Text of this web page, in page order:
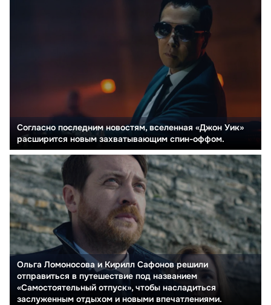
Согласно последним новостям, вселенная «Джон Уик»
расширится новым захватывающим спин-оффом.
Ольга Ломоносова и Кирилл Сафонов решили
отправиться в путешествие под названием
«Самостоятельный отпуск», чтобы насладиться
заслуженным отдыхом и новыми впечатлениями.